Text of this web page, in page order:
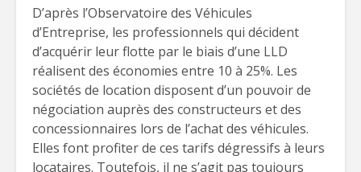
D’après l’Observatoire des Véhicules
d’Entreprise, les professionnels qui décident
d’acquérir leur flotte par le biais d’une LLD
réalisent des économies entre 10 à 25%. Les
sociétés de location disposent d’un pouvoir de
négociation auprès des constructeurs et des
concessionnaires lors de l’achat des véhicules.
Elles font profiter de ces tarifs dégressifs à leurs
locataires. Toutefois, il ne s’agit pas toujours